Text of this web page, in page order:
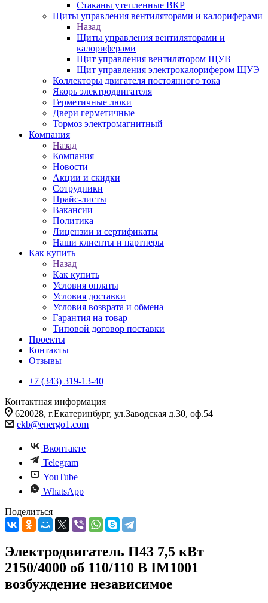
Стаканы утепленные ВКР
Щиты управления вентиляторами и калориферами
Назад
Щиты управления вентиляторами и
калориферами
Щит управления вентилятором ЩУВ
Щит управления электрокалорифером ЩУЭ
Коллекторы двигателя постоянного тока
Якорь электродвигателя
Герметичные люки
Двери герметичные
Тормоз электромагнитный
Компания
Назад
Компания
Новости
Акции и скидки
Сотрудники
Прайс-листы
Вакансии
Политика
Лицензии и сертификаты
Наши клиенты и партнеры
Как купить
Назад
Как купить
Условия оплаты
Условия доставки
Условия возврата и обмена
Гарантия на товар
Типовой договор поставки
Проекты
Контакты
Отзывы
+7 (343) 319-13-40
Контактная информация
620028, г.Екатеринбург, ул.Заводская д.30, оф.54
ekb@energo1.com
Вконтакте
Telegram
YouTube
WhatsApp
Поделиться
Электродвигатель П43 7,5 кВт
2150/4000 об 110/110 В IM1001
возбуждение независимое